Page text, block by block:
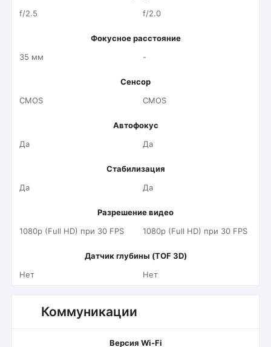
f/2.5
f/2.0
Фокусное расстояние
35 мм
-
Сенсор
CMOS
CMOS
Автофокус
Да
Да
Стабилизация
Да
Да
Разрешение видео
1080p (Full HD) при 30 FPS
1080p (Full HD) при 30 FPS
Датчик глубины (TOF 3D)
Нет
Нет
Коммуникации
Версия Wi-Fi